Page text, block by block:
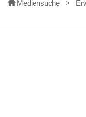
Mediensuche >